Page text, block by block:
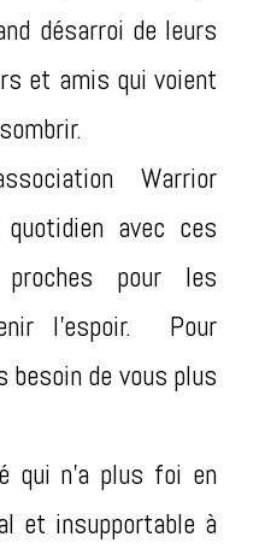
désarroi de leurs
et amis qui voient
Warrior
avec ces
pour les
l’espoir. Pour
besoin de vous plus
qui n’a plus foi en
et insupportable à